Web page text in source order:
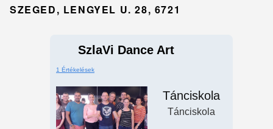
SZEGED, LENGYEL U. 28, 6721
SzlaVi Dance Art
1 Értékelések
Tánciskola
Tánciskola